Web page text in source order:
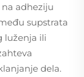
adheziju
supstrata
luženja ili
dela.